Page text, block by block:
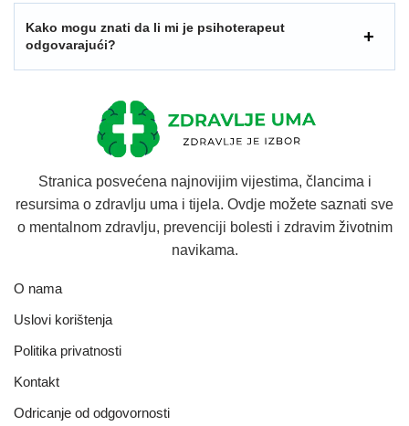
Kako mogu znati da li mi je psihoterapeut
odgovarajući?
Stranica posvećena najnovijim vijestima, člancima i
resursima o zdravlju uma i tijela. Ovdje možete saznati sve
o mentalnom zdravlju, prevenciji bolesti i zdravim životnim
navikama.
O nama
Uslovi korištenja
Politika privatnosti
Kontakt
Odricanje od odgovornosti